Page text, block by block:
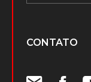
CONTATO